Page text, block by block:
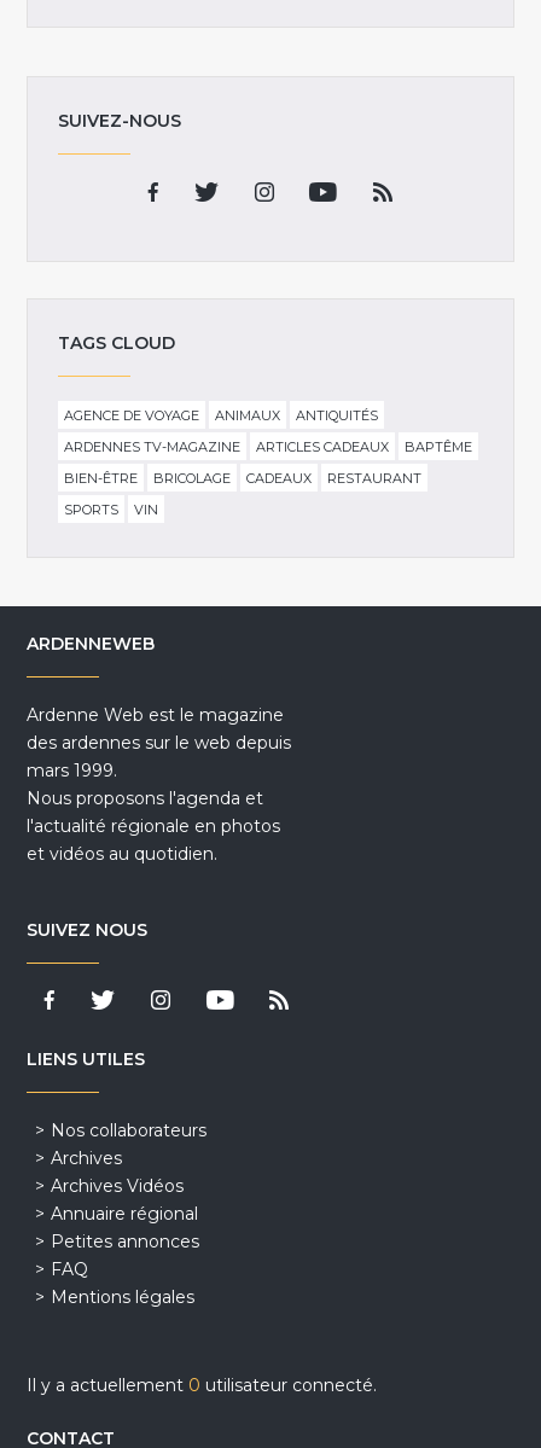
SUIVEZ-NOUS
TAGS CLOUD
AGENCE DE VOYAGE ANIMAUX
ANTIQUITÉS
ARDENNES TV-MAGAZINE
ARTICLES CADEAUX
BAPTÊME
BIEN-ÊTRE
BRICOLAGE CADEAUX
RESTAURANT
SPORTS
VIN
ARDENNEWEB
Ardenne Web est le magazine
des ardennes sur le web depuis
mars 1999.
Nous proposons l'agenda et
l'actualité régionale en photos
et vidéos au quotidien.
SUIVEZ NOUS
LIENS UTILES
Nos collaborateurs
Archives
Archives Vidéos
Annuaire régional
Petites annonces
FAQ
Mentions légales
Il y a actuellement 0 utilisateur connecté.
CONTACT